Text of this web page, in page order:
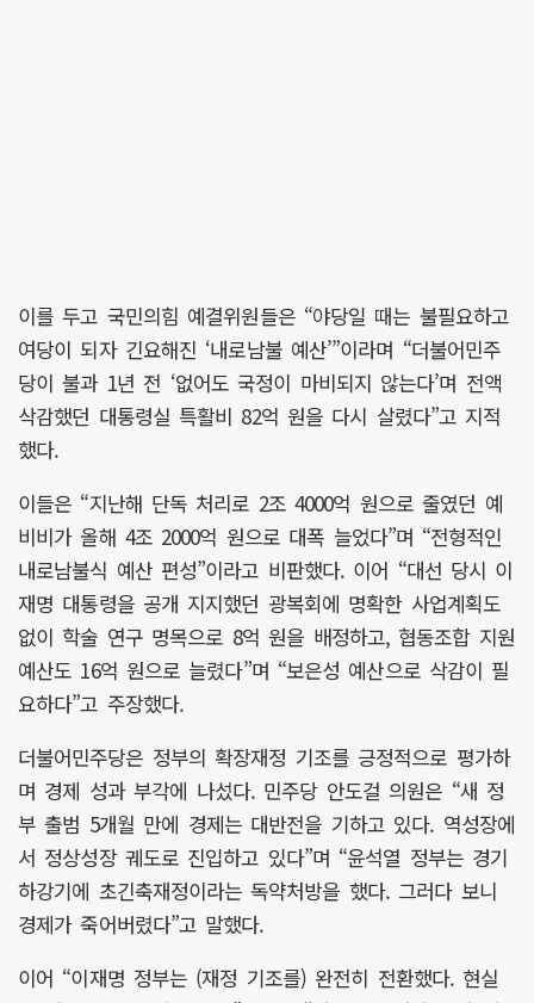
이를 두고 국민의힘 예결위원들은 “야당일 때는 불필요하고
여당이 되자 긴요해진 ‘내로남불 예산’”이라며 “더불어민주
당이 불과 1년 전 ‘없어도 국정이 마비되지 않는다’며 전액
삭감했던 대통령실 특활비 82억 원을 다시 살렸다”고 지적
했다.
이들은 “지난해 단독 처리로 2조 4000억 원으로 줄였던 예
비비가 올해 4조 2000억 원으로 대폭 늘었다”며 “전형적인
내로남불식 예산 편성”이라고 비판했다. 이어 “대선 당시 이
재명 대통령을 공개 지지했던 광복회에 명확한 사업계획도
없이 학술 연구 명목으로 8억 원을 배정하고, 협동조합 지원
예산도 16억 원으로 늘렸다”며 “보은성 예산으로 삭감이 필
요하다”고 주장했다.
더불어민주당은 정부의 확장재정 기조를 긍정적으로 평가하
며 경제 성과 부각에 나섰다. 민주당 안도걸 의원은 “새 정
부 출범 5개월 만에 경제는 대반전을 기하고 있다. 역성장에
서 정상성장 궤도로 진입하고 있다”며 “윤석열 정부는 경기
하강기에 초긴축재정이라는 독약처방을 했다. 그러다 보니
경제가 죽어버렸다”고 말했다.
이어 “이재명 정부는 (재정 기조를) 완전히 전환했다. 현실